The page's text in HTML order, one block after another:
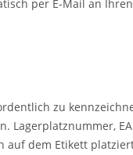
per E-Mail an
zu
Lagerplatznummer,
auf dem Etikett